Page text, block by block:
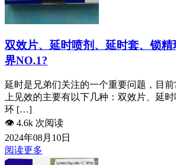
双效片、延时喷剂、延时套、锁
界NO.1?
延时是兄弟们关注的一个重要问题，目
上见效的主要有以下几种：双效片、延
环 […]
👁️ 4.6k 次阅读
2024年08月10日
阅读更多